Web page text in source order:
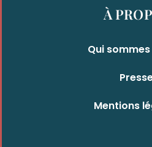
À
Qui
Mentions